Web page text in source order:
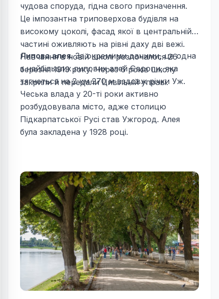
чудова споруда, гідна свого призначення.
Це імпозантна триповерхова будівля на
високому цоколі, фасад якої в центральній
частині оживляють на рівні даху дві вежі.
Навчання в новій школі розпочалося 26
березня 1913 року. Через 6 років школу
закрили й передали Цивільній управі.
Липова алея.За окремими даними, це одна
з найбільших липових алей Європи, яка
тягнеться на 2 км 270 м вздовж річки Уж.
Чеська влада у 20-ті роки активно
розбудовувала місто, адже столицю
Підкарпатської Русі став Ужгород. Алея
була закладена у 1928 році.